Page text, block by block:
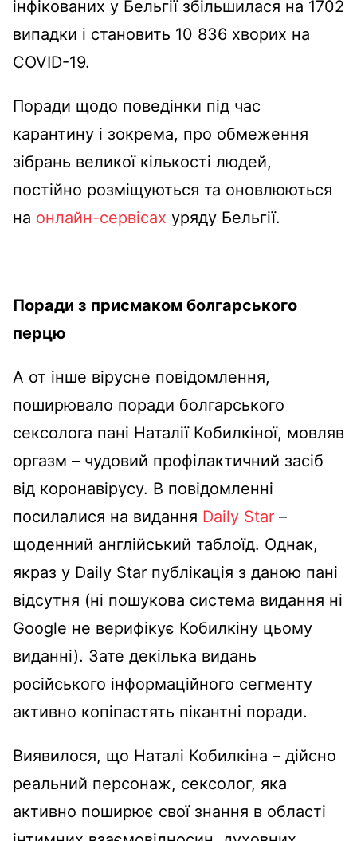
інфікованих у Бельгії збільшилася на 1702
випадки і становить 10 836 хворих на
COVID-19.
Поради щодо поведінки під час
карантину і зокрема, про обмеження
зібрань великої кількості людей,
постійно розміщуються та оновлюються
на онлайн-сервісах уряду Бельгії.
Поради з присмаком болгарського
перцю
А от інше вірусне повідомлення,
поширювало поради болгарського
сексолога пані Наталії Кобилкіної, мовляв
оргазм – чудовий профілактичний засіб
від коронавірусу. В повідомленні
посилалися на видання Daily Star –
щоденний англійський таблоїд. Однак,
якраз у Daily Star публікація з даною пані
відсутня (ні пошукова система видання ні
Google не верифікує Кобилкіну цьому
виданні). Зате декілька видань
російського інформаційного сегменту
активно копіпастять пікантні поради.
Виявилося, що Наталі Кобилкіна – дійсно
реальний персонаж, сексолог, яка
активно поширює свої знання в області